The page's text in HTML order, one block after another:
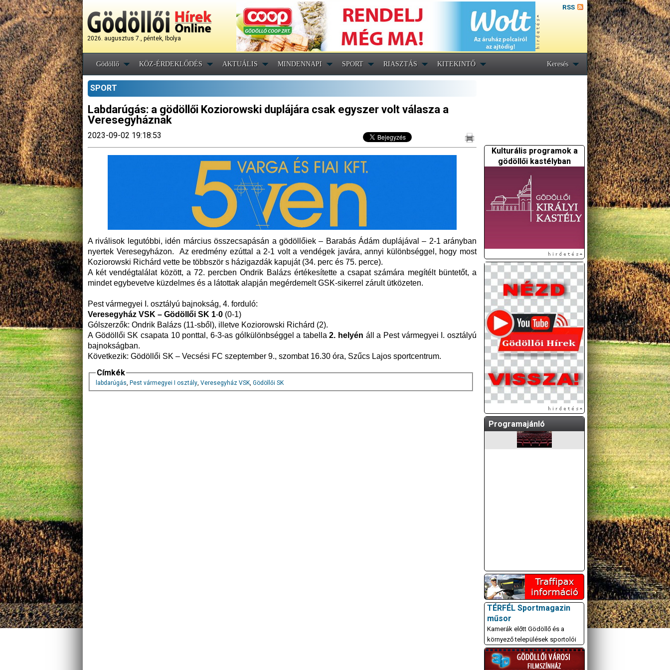
2026. augusztus 7., péntek, Ibolya
RSS
Gödöllő KÖZ-ÉRDEKLŐDÉS AKTUÁLIS MINDENNAPI SPORT RIASZTÁS KITEKINTŐ Keresés
SPORT
Labdarúgás: a gödöllői Koziorowski duplájára csak egyszer volt válasza a
Veresegyháznak
2023-09-02 19:18:53
A riválisok legutóbbi, idén március összecsapásán a gödöllőiek – Barabás Ádám duplájával – 2-1 arányban
nyertek Veresegyházon. Az eredmény ezúttal a 2-1 volt a vendégek javára, annyi különbséggel, hogy most
Koziorowski Richárd vette be többször s házigazdák kapuját (34. perc és 75. perce).
A két vendégtalálat között, a 72. percben Ondrik Balázs értékesítette a csapat számára megítélt büntetőt, a
mindet egybevetve küzdelmes és a látottak alapján megérdemelt GSK-sikerrel zárult ütközeten.
Pest vármegyei I. osztályú bajnokság, 4. forduló:
Veresegyház VSK – Gödöllői SK 1-0 (0-1)
Gólszerzők: Ondrik Balázs (11-sből), illetve Koziorowski Richárd (2).
A Gödöllői SK csapata 10 ponttal, 6-3-as gólkülönbséggel a tabella2. helyén áll a Pest vármegyei I. osztályú
bajnokságban.
Következik: Gödöllői SK – Vecsési FC szeptember 9., szombat 16.30 óra, Szűcs Lajos sportcentrum.
Címkék
labdarúgás, Pest vármegyei I osztály, Veresegyház VSK, Gödöllői SK
Kulturális programok a
gödöllői kastélyban
Programajánló
A GÖDÖLLŐI ÉS
KÖRNYÉKBELI
KULTURÁLIS- ÉS
SPORTPROGRAMOKAT
KÖZÖSSÉGI
OLDALUNKON TESSZÜK
KÖZZÉ!
TÉRFÉL Sportmagazin
műsor
Kamerák előtt Gödöllő és a
környező települések sportolói